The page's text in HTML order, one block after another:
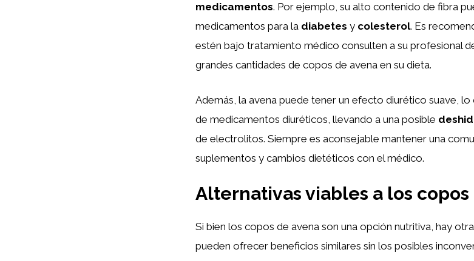
medicamentos. Por ejemplo, su alto contenido de fibra
medicamentos para la diabetes y colesterol. Es
estén bajo tratamiento médico consulten a su profesional
grandes cantidades de copos de avena en su dieta.
Además, la avena puede tener un efecto diurético suave,
de medicamentos diuréticos, llevando a una posible
de electrolitos. Siempre es aconsejable mantener una
suplementos y cambios dietéticos con el médico.
Alternativas viables a los copos
Si bien los copos de avena son una opción nutritiva, hay
pueden ofrecer beneficios similares sin los posibles